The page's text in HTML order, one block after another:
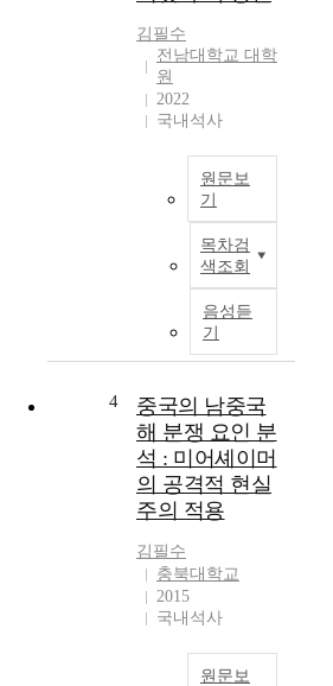
김필수
전남대학교 대학
원
2022
국내석사
원문보
기
목차검
색조회
음성듣
기
4
중국의 남중국
해 분쟁 요인 분
석 : 미어셰이머
의 공격적 현실
주의 적용
김필수
충북대학교
2015
국내석사
원문보